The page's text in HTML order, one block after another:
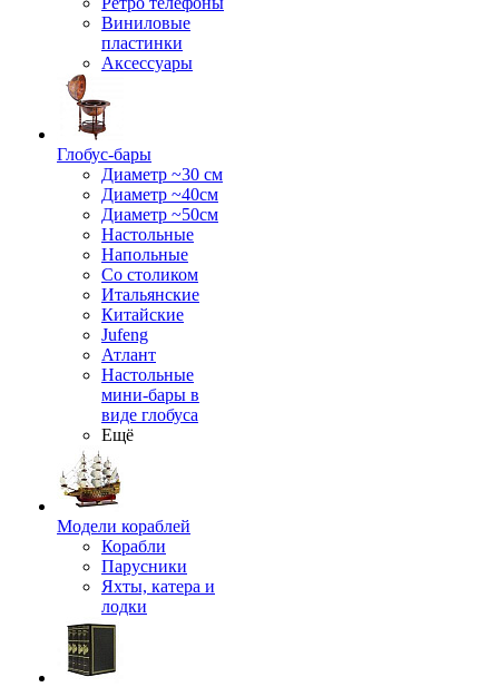
Виниловые
пластинки
Аксессуары
Глобус-бары
Диаметр ~30 см
Диаметр ~40см
Диаметр ~50см
Настольные
Напольные
Со столиком
Итальянские
Китайские
Jufeng
Атлант
Настольные
мини-бары в
виде глобуса
Ещё
Модели кораблей
Корабли
Парусники
Яхты, катера и
лодки